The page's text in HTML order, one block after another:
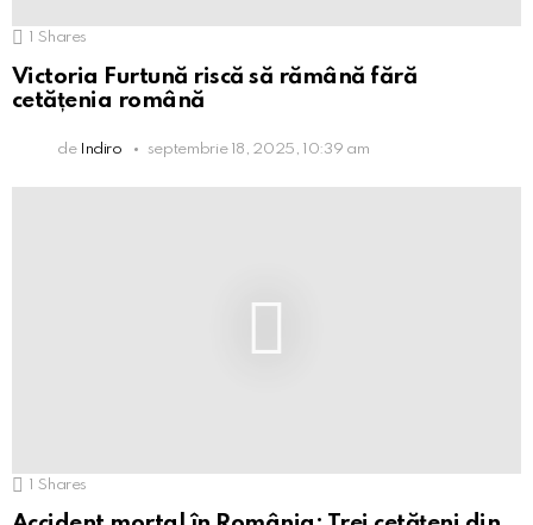
1 Shares
Victoria Furtună riscă să rămână fără
cetățenia română
de Indiro septembrie 18, 2025, 10:39 am
1 Shares